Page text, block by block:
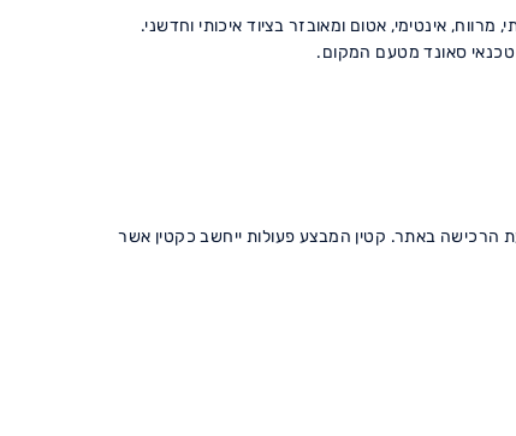
אינטימי, אטום ומאובזר בציוד איכותי וחדשני.
טכנאי סאונד מטעם המקום.
הרכישה באתר. קטין המבצע פעולות ייחשב כקטין אשר